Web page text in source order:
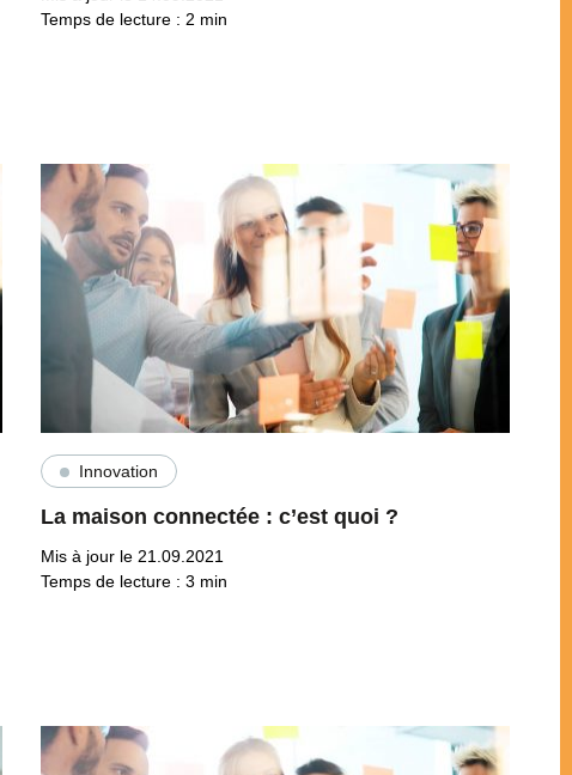
Temps de lecture : 2 min
Innovation
La maison connectée : c’est quoi ?
Mis à jour le 21.09.2021
Temps de lecture : 3 min